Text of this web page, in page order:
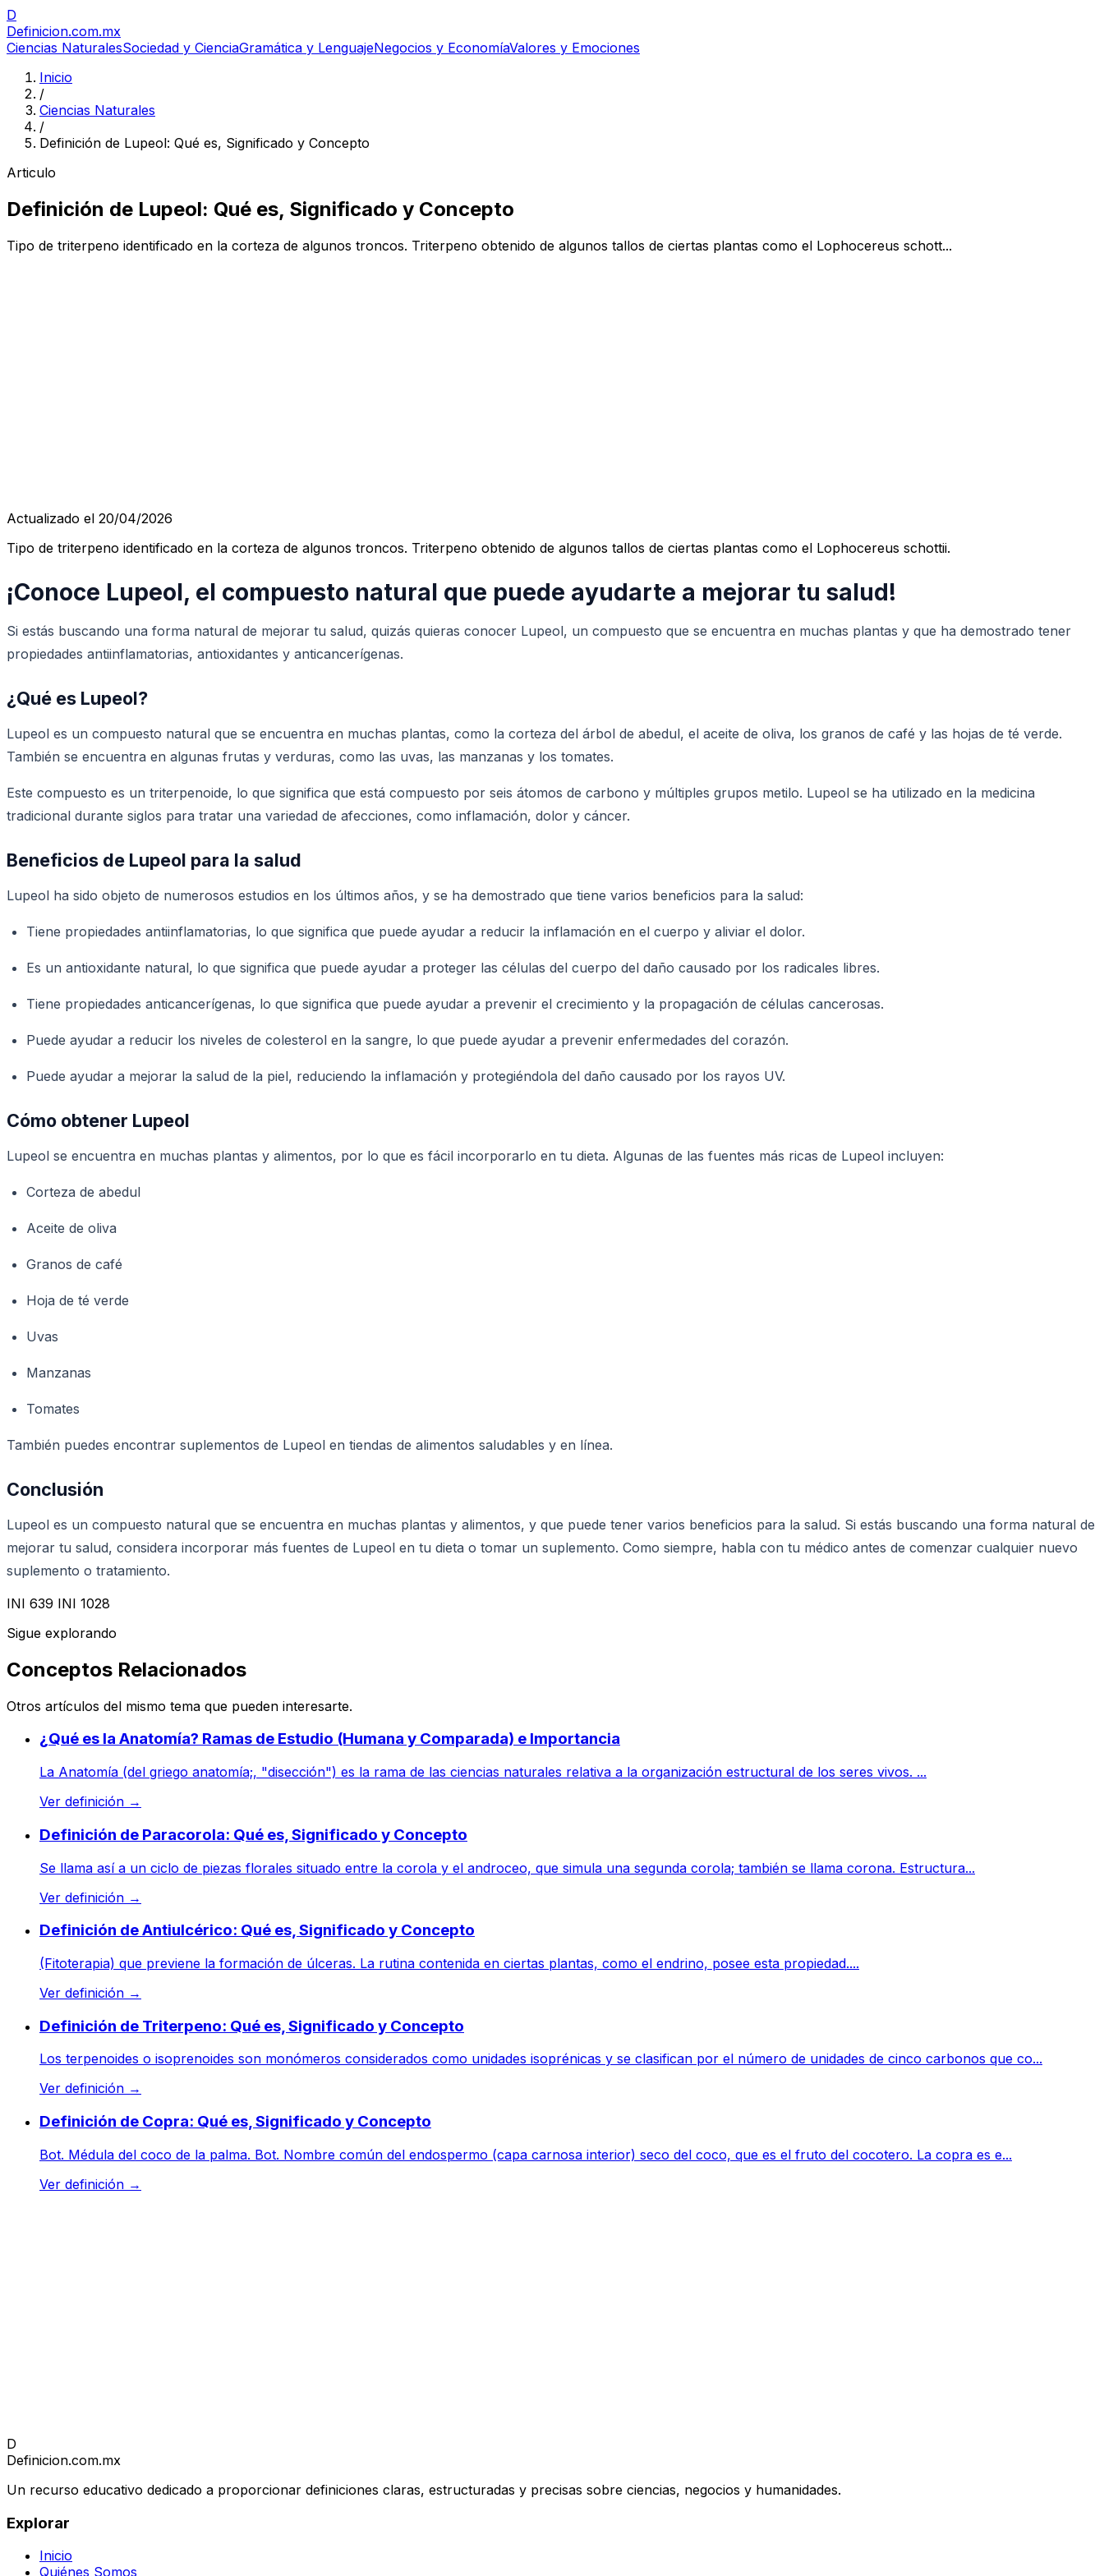
D
Definicion.com.mx
Ciencias NaturalesSociedad y CienciaGramática y LenguajeNegocios y EconomíaValores y Emociones
Inicio
/
Ciencias Naturales
/
Definición de Lupeol: Qué es, Significado y Concepto
Articulo
Definición de Lupeol: Qué es, Significado y Concepto
Tipo de triterpeno identificado en la corteza de algunos troncos. Triterpeno obtenido de algunos tallos de ciertas plantas como el Lophocereus schott...
Actualizado el 20/04/2026
Tipo de triterpeno identificado en la corteza de algunos troncos. Triterpeno obtenido de algunos tallos de ciertas plantas como el Lophocereus schottii.
¡Conoce Lupeol, el compuesto natural que puede ayudarte a mejorar tu salud!
Si estás buscando una forma natural de mejorar tu salud, quizás quieras conocer Lupeol, un compuesto que se encuentra en muchas plantas y que ha demostrado tener
propiedades antiinflamatorias, antioxidantes y anticancerígenas.
¿Qué es Lupeol?
Lupeol es un compuesto natural que se encuentra en muchas plantas, como la corteza del árbol de abedul, el aceite de oliva, los granos de café y las hojas de té verde.
También se encuentra en algunas frutas y verduras, como las uvas, las manzanas y los tomates.
Este compuesto es un triterpenoide, lo que significa que está compuesto por seis átomos de carbono y múltiples grupos metilo. Lupeol se ha utilizado en la medicina
tradicional durante siglos para tratar una variedad de afecciones, como inflamación, dolor y cáncer.
Beneficios de Lupeol para la salud
Lupeol ha sido objeto de numerosos estudios en los últimos años, y se ha demostrado que tiene varios beneficios para la salud:
Tiene propiedades antiinflamatorias, lo que significa que puede ayudar a reducir la inflamación en el cuerpo y aliviar el dolor.
Es un antioxidante natural, lo que significa que puede ayudar a proteger las células del cuerpo del daño causado por los radicales libres.
Tiene propiedades anticancerígenas, lo que significa que puede ayudar a prevenir el crecimiento y la propagación de células cancerosas.
Puede ayudar a reducir los niveles de colesterol en la sangre, lo que puede ayudar a prevenir enfermedades del corazón.
Puede ayudar a mejorar la salud de la piel, reduciendo la inflamación y protegiéndola del daño causado por los rayos UV.
Cómo obtener Lupeol
Lupeol se encuentra en muchas plantas y alimentos, por lo que es fácil incorporarlo en tu dieta. Algunas de las fuentes más ricas de Lupeol incluyen:
Corteza de abedul
Aceite de oliva
Granos de café
Hoja de té verde
Uvas
Manzanas
Tomates
También puedes encontrar suplementos de Lupeol en tiendas de alimentos saludables y en línea.
Conclusión
Lupeol es un compuesto natural que se encuentra en muchas plantas y alimentos, y que puede tener varios beneficios para la salud. Si estás buscando una forma natural de
mejorar tu salud, considera incorporar más fuentes de Lupeol en tu dieta o tomar un suplemento. Como siempre, habla con tu médico antes de comenzar cualquier nuevo
suplemento o tratamiento.
INI 639 INI 1028
Sigue explorando
Conceptos Relacionados
Otros artículos del mismo tema que pueden interesarte.
¿Qué es la Anatomía? Ramas de Estudio (Humana y Comparada) e Importancia
La Anatomía (del griego anatomía;, "disección") es la rama de las ciencias naturales relativa a la organización estructural de los seres vivos. ...
Ver definición →
Definición de Paracorola: Qué es, Significado y Concepto
Se llama así a un ciclo de piezas florales situado entre la corola y el androceo, que simula una segunda corola; también se llama corona. Estructura...
Ver definición →
Definición de Antiulcérico: Qué es, Significado y Concepto
(Fitoterapia) que previene la formación de úlceras. La rutina contenida en ciertas plantas, como el endrino, posee esta propiedad....
Ver definición →
Definición de Triterpeno: Qué es, Significado y Concepto
Los terpenoides o isoprenoides son monómeros considerados como unidades isoprénicas y se clasifican por el número de unidades de cinco carbonos que co...
Ver definición →
Definición de Copra: Qué es, Significado y Concepto
Bot. Médula del coco de la palma. Bot. Nombre común del endospermo (capa carnosa interior) seco del coco, que es el fruto del cocotero. La copra es e...
Ver definición →
D
Definicion.com.mx
Un recurso educativo dedicado a proporcionar definiciones claras, estructuradas y precisas sobre ciencias, negocios y humanidades.
Explorar
Inicio
Quiénes Somos